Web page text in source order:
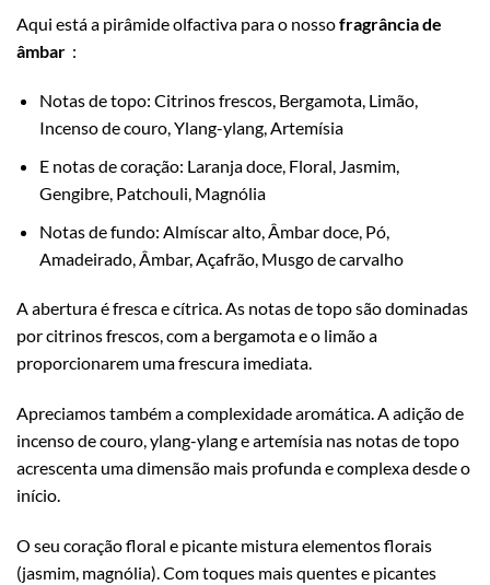
Aqui está a pirâmide olfactiva para o nossofragrância de
âmbar :
Notas de topo: Citrinos frescos, Bergamota, Limão,
Incenso de couro, Ylang-ylang, Artemísia
E notas de coração: Laranja doce, Floral, Jasmim,
Gengibre, Patchouli, Magnólia
Notas de fundo: Almíscar alto, Âmbar doce, Pó,
Amadeirado, Âmbar, Açafrão, Musgo de carvalho
A abertura é fresca e cítrica. As notas de topo são dominadas
por citrinos frescos, com a bergamota e o limão a
proporcionarem uma frescura imediata.
Apreciamos também a complexidade aromática. A adição de
incenso de couro, ylang-ylang e artemísia nas notas de topo
acrescenta uma dimensão mais profunda e complexa desde o
início.
O seu coração floral e picante mistura elementos florais
(jasmim, magnólia). Com toques mais quentes e picantes